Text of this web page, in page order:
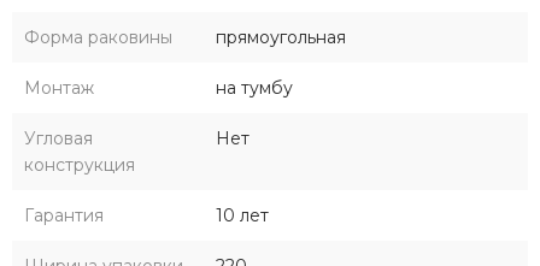
Форма раковины прямоугольная
Монтаж на тумбу
Угловая
конструкция
Нет
Гарантия 10 лет